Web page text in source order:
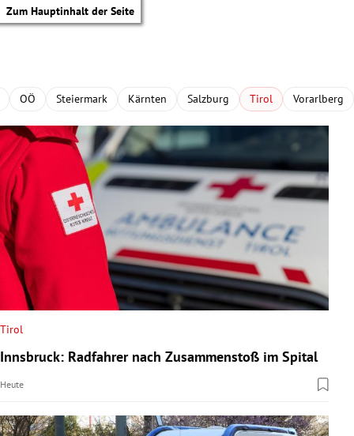
Zum Hauptinhalt der Seite
Untermenü
OÖ Steiermark Kärnten Salzburg Tirol Vorarlberg
Tirol
Innsbruck: Radfahrer nach Zusammenstoß im Spital
Heute